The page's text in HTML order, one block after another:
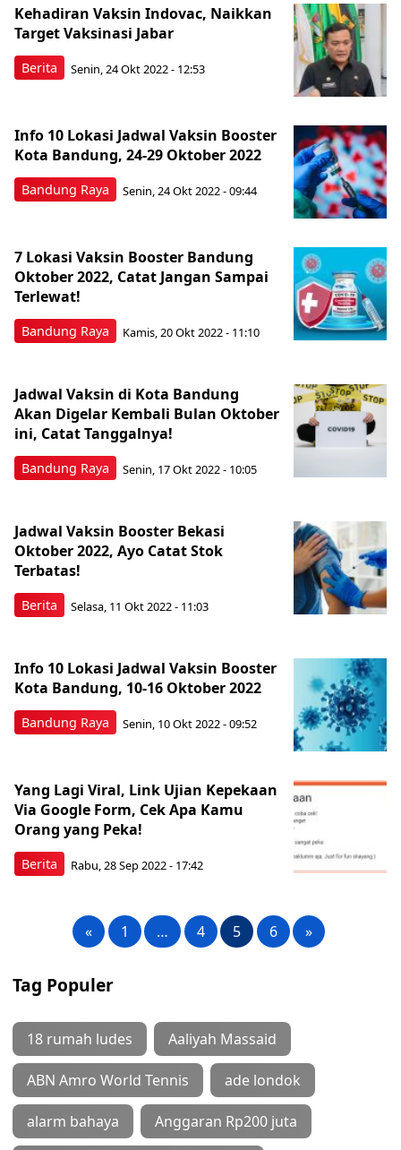
Berita
Kehadiran Vaksin Indovac, Naikkan
Target Vaksinasi Jabar
Senin, 24 Okt 2022 - 12:53
Bandung Raya
Info 10 Lokasi Jadwal Vaksin Booster
Kota Bandung, 24-29 Oktober 2022
Senin, 24 Okt 2022 - 09:44
Bandung Raya
7 Lokasi Vaksin Booster Bandung
Oktober 2022, Catat Jangan Sampai
Terlewat!
Kamis, 20 Okt 2022 - 11:10
Bandung Raya
Jadwal Vaksin di Kota Bandung
Akan Digelar Kembali Bulan Oktober
ini, Catat Tanggalnya!
Senin, 17 Okt 2022 - 10:05
Berita
Jadwal Vaksin Booster Bekasi
Oktober 2022, Ayo Catat Stok
Terbatas!
Selasa, 11 Okt 2022 - 11:03
Bandung Raya
Info 10 Lokasi Jadwal Vaksin Booster
Kota Bandung, 10-16 Oktober 2022
Senin, 10 Okt 2022 - 09:52
Berita
Yang Lagi Viral, Link Ujian Kepekaan
Via Google Form, Cek Apa Kamu
Orang yang Peka!
Rabu, 28 Sep 2022 - 17:42
« 1 … 4 5 6 »
Tag Populer
18 rumah ludes Aaliyah Massaid
ABN Amro World Tennis ade londok
alarm bahaya Anggaran Rp200 juta